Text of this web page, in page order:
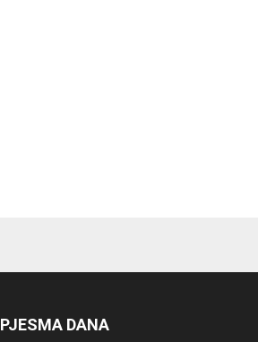
PJESMA DANA